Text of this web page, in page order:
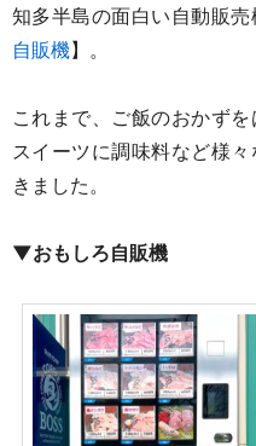
知多半島の面白い自動販
自販機】。
これまで 、ご飯のおかず
スイーツに調味料など様
きました。
▼おもしろ自販機